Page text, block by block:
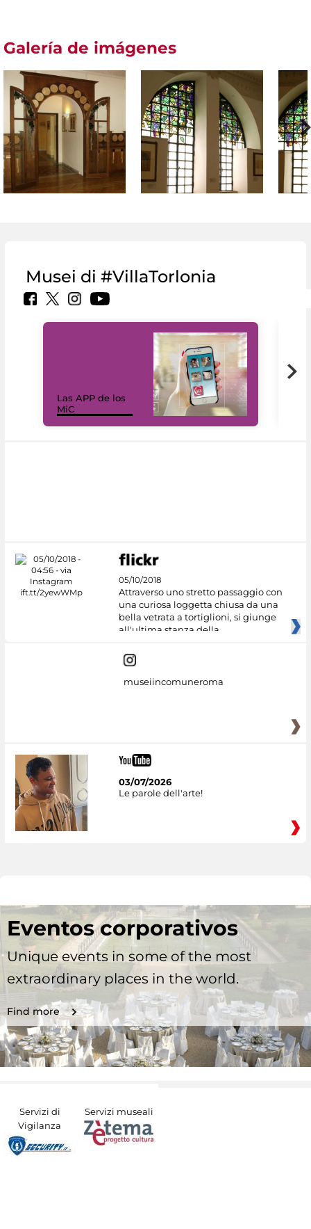
Galería de imágenes
Musei di #VillaTorlonia
Las APP de los
MiC
05/10/2018
Attraverso uno stretto passaggio con
una curiosa loggetta chiusa da una
bella vetrata a tortiglioni, si giunge
all'ultima stanza della
museiincomuneroma
03/07/2026
Le parole dell'arte!
Eventos corporativos
Unique events in some of the most
extraordinary places in the world.
Find more
Servizi di
Vigilanza
Servizi museali